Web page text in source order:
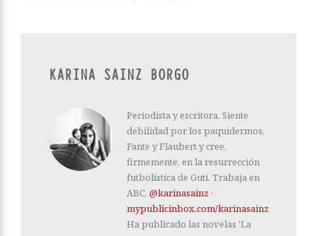
KARINA SAINZ BORGO
Periodista y escritora. Siente
debilidad por los paquidermos,
Fante y Flaubert y cree,
firmemente, en la resurrección
futbolística de Guti. Trabaja en
ABC. @karinasainz ·
mypublicinbox.com/karinasainz
Ha publicado las novelas 'La